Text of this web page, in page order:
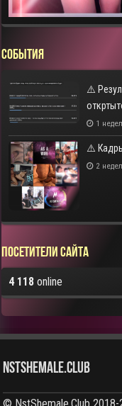
СОБЫТИЯ
⚠️
1
⚠️
2
Посетители сайта
4 118 online
NstShemale.Club